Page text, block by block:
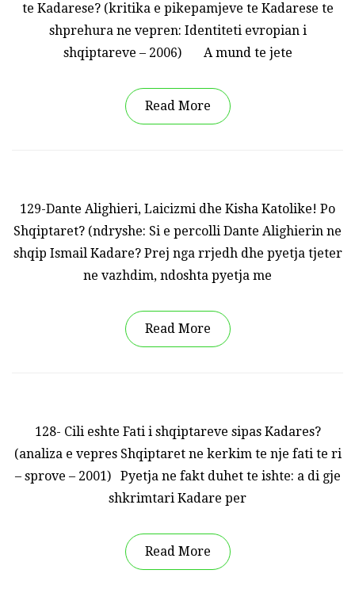
te Kadarese? (kritika e pikepamjeve te Kadarese te
shprehura ne vepren: Identiteti evropian i
shqiptareve – 2006) A mund te jete
Read More
129-Dante Alighieri, Laicizmi dhe Kisha Katolike! Po
Shqiptaret? (ndryshe: Si e percolli Dante Alighierin ne
shqip Ismail Kadare? Prej nga rrjedh dhe pyetja tjeter
ne vazhdim, ndoshta pyetja me
Read More
128- Cili eshte Fati i shqiptareve sipas Kadares?
(analiza e vepres Shqiptaret ne kerkim te nje fati te ri
– sprove – 2001) Pyetja ne fakt duhet te ishte: a di gje
shkrimtari Kadare per
Read More